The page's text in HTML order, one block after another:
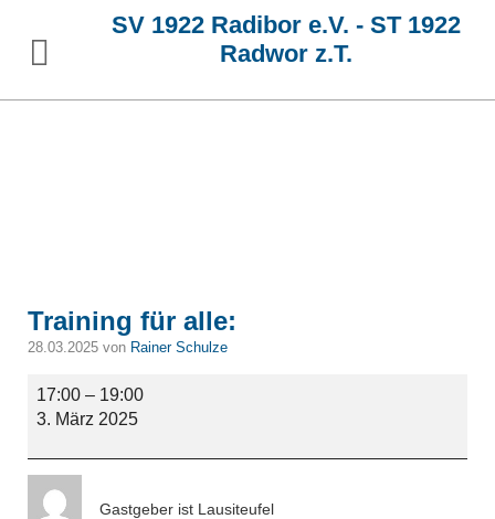
SV 1922 Radibor e.V. - ST 1922
Radwor z.T.
Training für alle:
28.03.2025 von Rainer Schulze
Training
für
17:00 – 19:00
3. März 2025
Gastgeber ist Lausiteufel